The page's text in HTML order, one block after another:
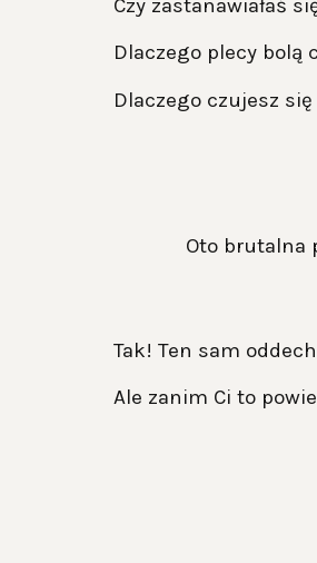
Czy zastanawiałaś
Dlaczego plecy bolą
Dlaczego czujesz
Oto brutalna
Tak! Ten sam
Ale zanim Ci to